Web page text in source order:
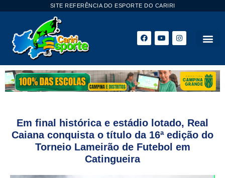
SITE REFERÊNCIA DO ESPORTE DO CARIRI
Em final histórica e estádio lotado, Real
Caiana conquista o título da 16ª edição do
Torneio Lameirão de Futebol em
Catingueira